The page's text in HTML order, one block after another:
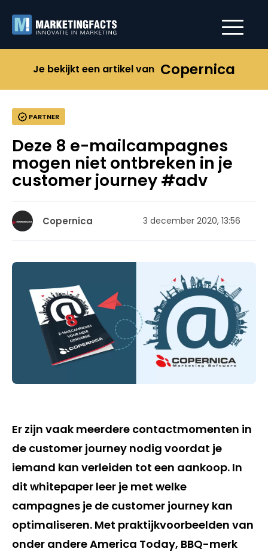
Je bekijkt een artikel van Copernica
PARTNER
Deze 8 e-mailcampagnes
mogen niet ontbreken in je
customer journey #adv
Copernica 3 december 2020, 13:56
Er zijn vaak meerdere contactmomenten in
de customer journey nodig voordat je
iemand kan verleiden tot een aankoop. In
dit whitepaper leer je met welke
campagnes je de customer journey kan
optimaliseren. Met praktijkvoorbeelden van
onder andere America Today, BBQ-merk